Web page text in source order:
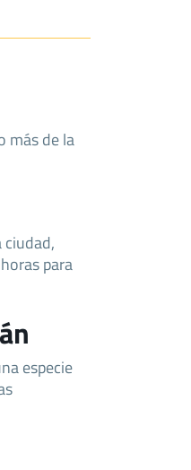
más de la
ciudad,
para
especie